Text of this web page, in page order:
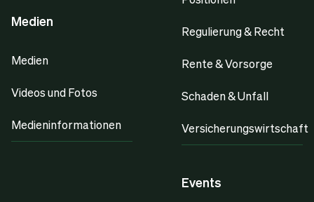
Medien
Medien
Videos und Fotos
Medieninformationen
Regulierung & Recht
Rente & Vorsorge
Schaden & Unfall
Versicherungswirtschaft
Events